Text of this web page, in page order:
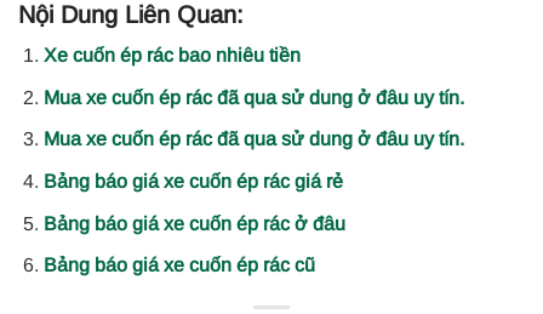
Nội Dung Liên Quan:
Xe cuốn ép rác bao nhiêu tiền
Mua xe cuốn ép rác đã qua sử dung ở đâu uy tín.
Mua xe cuốn ép rác đã qua sử dung ở đâu uy tín.
Bảng báo giá xe cuốn ép rác giá rẻ
Bảng báo giá xe cuốn ép rác ở đâu
Bảng báo giá xe cuốn ép rác cũ